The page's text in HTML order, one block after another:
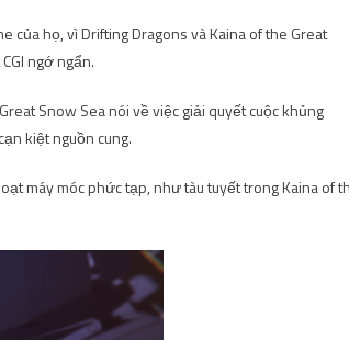
của họ, vì Drifting Dragons và Kaina of the Great
ngớ ngẩn.
Snow Sea nói về việc giải quyết cuộc khủng
kiệt nguồn cung.
máy móc phức tạp, như tàu tuyết trong Kaina of